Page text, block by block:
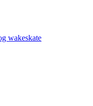
wakeskate